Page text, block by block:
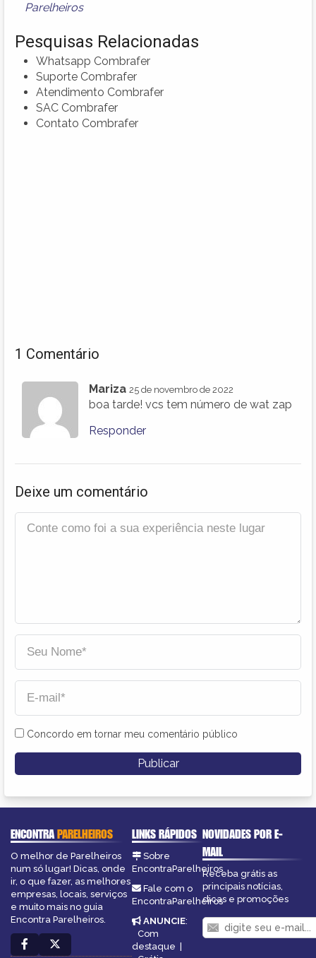
Parelheiros
Pesquisas Relacionadas
Whatsapp Combrafer
Suporte Combrafer
Atendimento Combrafer
SAC Combrafer
Contato Combrafer
1 Comentário
Mariza 25 de novembro de 2022
boa tarde! vcs tem número de wat zap
Responder
Deixe um comentário
Concordo em tornar meu comentário público
ENCONTRAPARELHEIROS
O melhor de Parelheiros
num só lugar! Dicas, onde
ir, o que fazer, as melhores
empresas, locais, serviços
e muito mais no guia
Encontra Parelheiros.
LINKS RÁPIDOS
Sobre
EncontraParelheiros
Fale com o
EncontraParelheiros
ANUNCIE:
Com
destaque
NOVIDADES POR E-
MAIL
Receba grátis as
principais notícias,
dicas e promoções